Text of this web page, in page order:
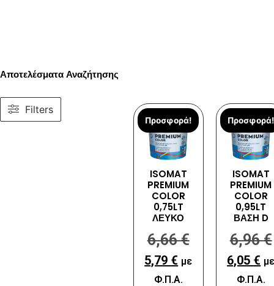
Αποτελέσματα Αναζήτησης
Filters
Προσφορά!
ISOMAT
PREMIUM
COLOR
0,75LT
ΛΕΥΚΟ
6,66€
5,79 € με
Φ.Π.Α.
Προσφορά!
ISOMAT
PREMIUM
COLOR
0,95LT
ΒΑΣΗ D
6,96€
6,05 €
Φ.Π.Α.